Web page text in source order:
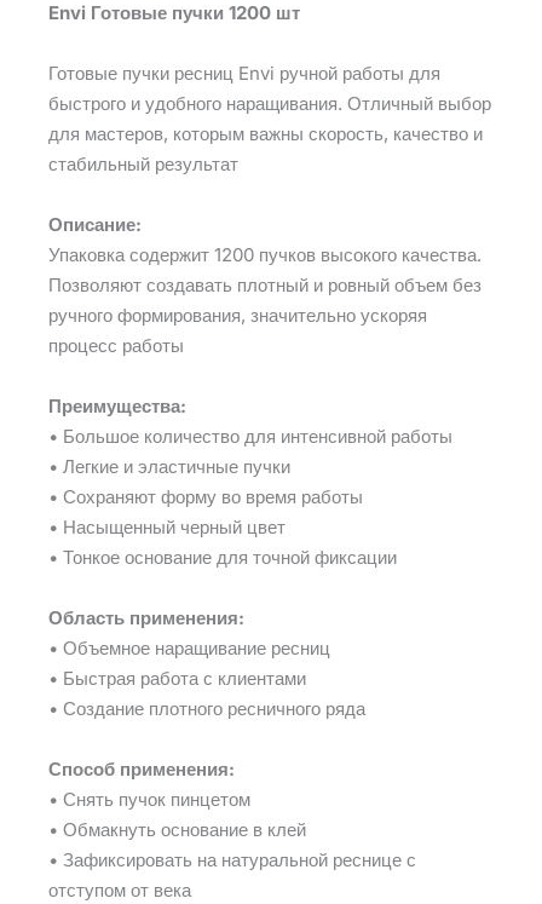
Envi Готовые пучки 1200 шт
Готовые пучки ресниц Envi ручной работы для
быстрого и удобного наращивания. Отличный выбор
для мастеров, которым важны скорость, качество и
стабильный результат
Описание:
Упаковка содержит 1200 пучков высокого качества.
Позволяют создавать плотный и ровный объем без
ручного формирования, значительно ускоряя
процесс работы
Преимущества:
• Большое количество для интенсивной работы
• Легкие и эластичные пучки
• Сохраняют форму во время работы
• Насыщенный черный цвет
• Тонкое основание для точной фиксации
Область применения:
• Объемное наращивание ресниц
• Быстрая работа с клиентами
• Создание плотного ресничного ряда
Способ применения:
• Снять пучок пинцетом
• Обмакнуть основание в клей
• Зафиксировать на натуральной реснице с
отступом от века